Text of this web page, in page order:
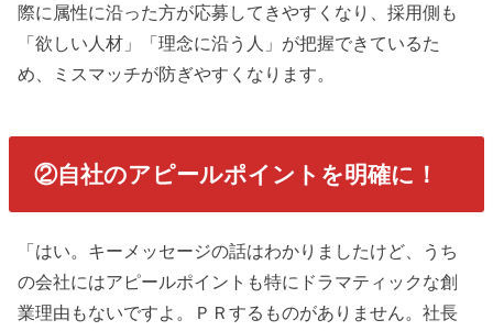
際に属性に沿った方が応募してきやすくなり、採用側も
「欲しい人材」「理念に沿う人」が把握できているた
め、ミスマッチが防ぎやすくなります。
②自社のアピールポイントを明確に！
「はい。キーメッセージの話はわかりましたけど、うち
の会社にはアピールポイントも特にドラマティックな創
業理由もないですよ。ＰＲするものがありません。社長